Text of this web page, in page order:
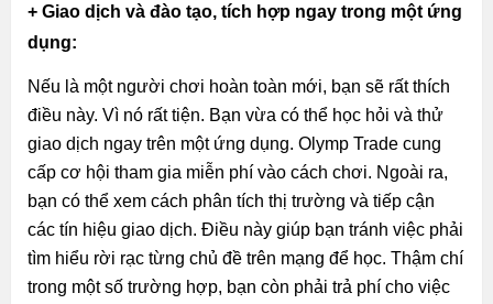
+ Giao dịch và đào tạo, tích hợp ngay trong một ứng
dụng:
Nếu là một người chơi hoàn toàn mới, bạn sẽ rất thích
điều này. Vì nó rất tiện. Bạn vừa có thể học hỏi và thử
giao dịch ngay trên một ứng dụng. Olymp Trade cung
cấp cơ hội tham gia miễn phí vào cách chơi. Ngoài ra,
bạn có thể xem cách phân tích thị trường và tiếp cận
các tín hiệu giao dịch. Điều này giúp bạn tránh việc phải
tìm hiểu rời rạc từng chủ đề trên mạng để học. Thậm chí
trong một số trường hợp, bạn còn phải trả phí cho việc